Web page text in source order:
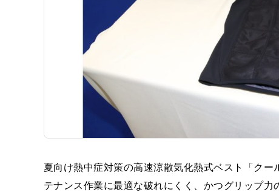
夏向け熱中症対策の高速涼散気化熱式ベスト「ク
テナンス作業に最適な破れにくく、かつグリップ